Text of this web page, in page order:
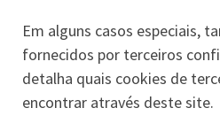
Em alguns casos especiais,
fornecidos por terceiros
detalha quais cookies de
encontrar através deste site.